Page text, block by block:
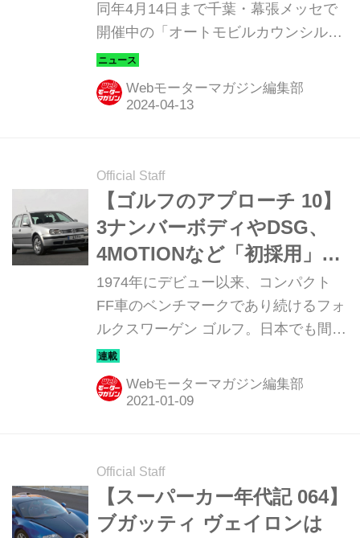
同年4月14日まで千葉・幕張メッセで
開催中の「オートモビルカウンシル
2024」会場において、ポルシェ由来の
アイテムを取り揃えたポルシェライフ
スタイルより「ターボNo.1コレクショ
た。
Webモーターマガジン編集部
Official Staff
【ゴルフのアプローチ 10】
3ナンバーボディやDSG、
4MOTIONなど「初採用」が
多かった4代目ゴルフ
1974年にデビュー以来、コンパクト
FF車のベンチマークであり続けるフォ
ルクスワーゲン ゴルフ。日本でも間も
なく8代目となる新型が発表される
が、その前に初代から現行型までのゴ
ルフを振り返ってみたい。今回は、4
Webモーターマガジン編集部
Official Staff
【スーパーカー年代記 064】
ブガッティ ヴェイロンは